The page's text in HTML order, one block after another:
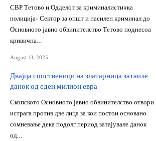
СВР Тетово и Одделот за криминалистичка
полиција- Сектор за општ и насилен криминал до
Основното јавно обвинителство Тетово поднесоа
кривична…
August 13, 2025
Двајца сопственици на златарница затаиле
данок од еден милион евра
Скопското Основното јавно обвинителство отвори
истрага против две лица за кои постои основано
сомневање дека подолг период затајувале данок
од…